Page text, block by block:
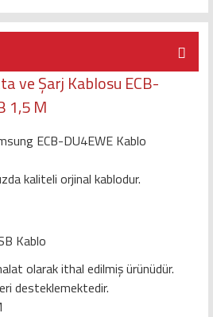
ve Şarj Kablosu ECB-
1,5 M
ECB-DU4EWE Kablo
kaliteli orjinal kablodur.
Kablo
olarak ithal edilmiş ürünüdür.
desteklemektedir.